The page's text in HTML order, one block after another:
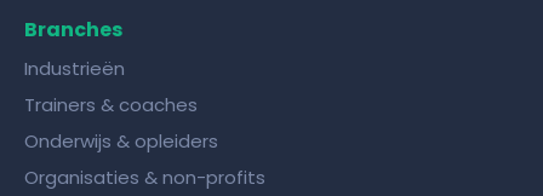
Branches
Industrieën
Trainers & coaches
Onderwijs & opleiders
Organisaties & non-profits